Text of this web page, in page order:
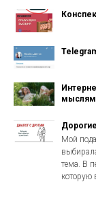
Мой
тема. В
которую